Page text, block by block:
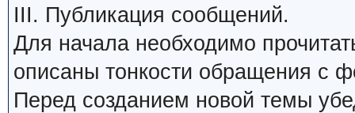
III. Публикация сообщений.
Для начала необходимо
описаны тонкости обращения с
Перед созданием новой темы